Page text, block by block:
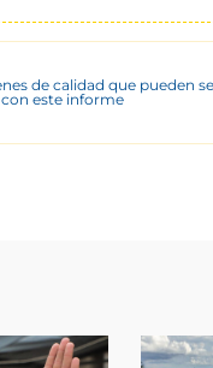
de calidad que pueden
este informe